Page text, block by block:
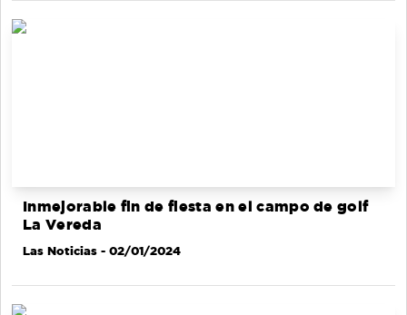
Inmejorable fin de fiesta en el campo de golf
La Vereda
Las Noticias - 02/01/2024